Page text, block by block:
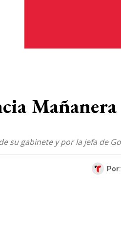
su gabinete y por la jefa de
Por: